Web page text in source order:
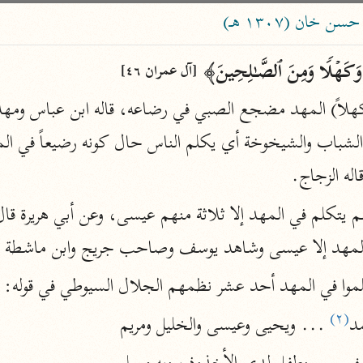
ساهم معنا في نشر القرآن والعلم الشرعي
الباحث القرآني
علوم مصاحف
Type 2 or
1 or
more
عامّة
فتح البيان
نحو ١٢ مجلدًا
فتح القدير
الشوكاني (١٢٥٠ هـ)
معاصرة
(١٣٠٧ هـ)
وَمِنَ ٱلصَّـٰلِحِینَ﴾ [آل عمران ٤٦]
الزجاج.
المهد إلا عيسى وشاهد يوسف وصاحب جريج وابن ماشطة
في المهد أحد عشر نظمهم الجلال السيوطي في قوله:
(٢)
... ويحيى وعيسى والخليل ومريم